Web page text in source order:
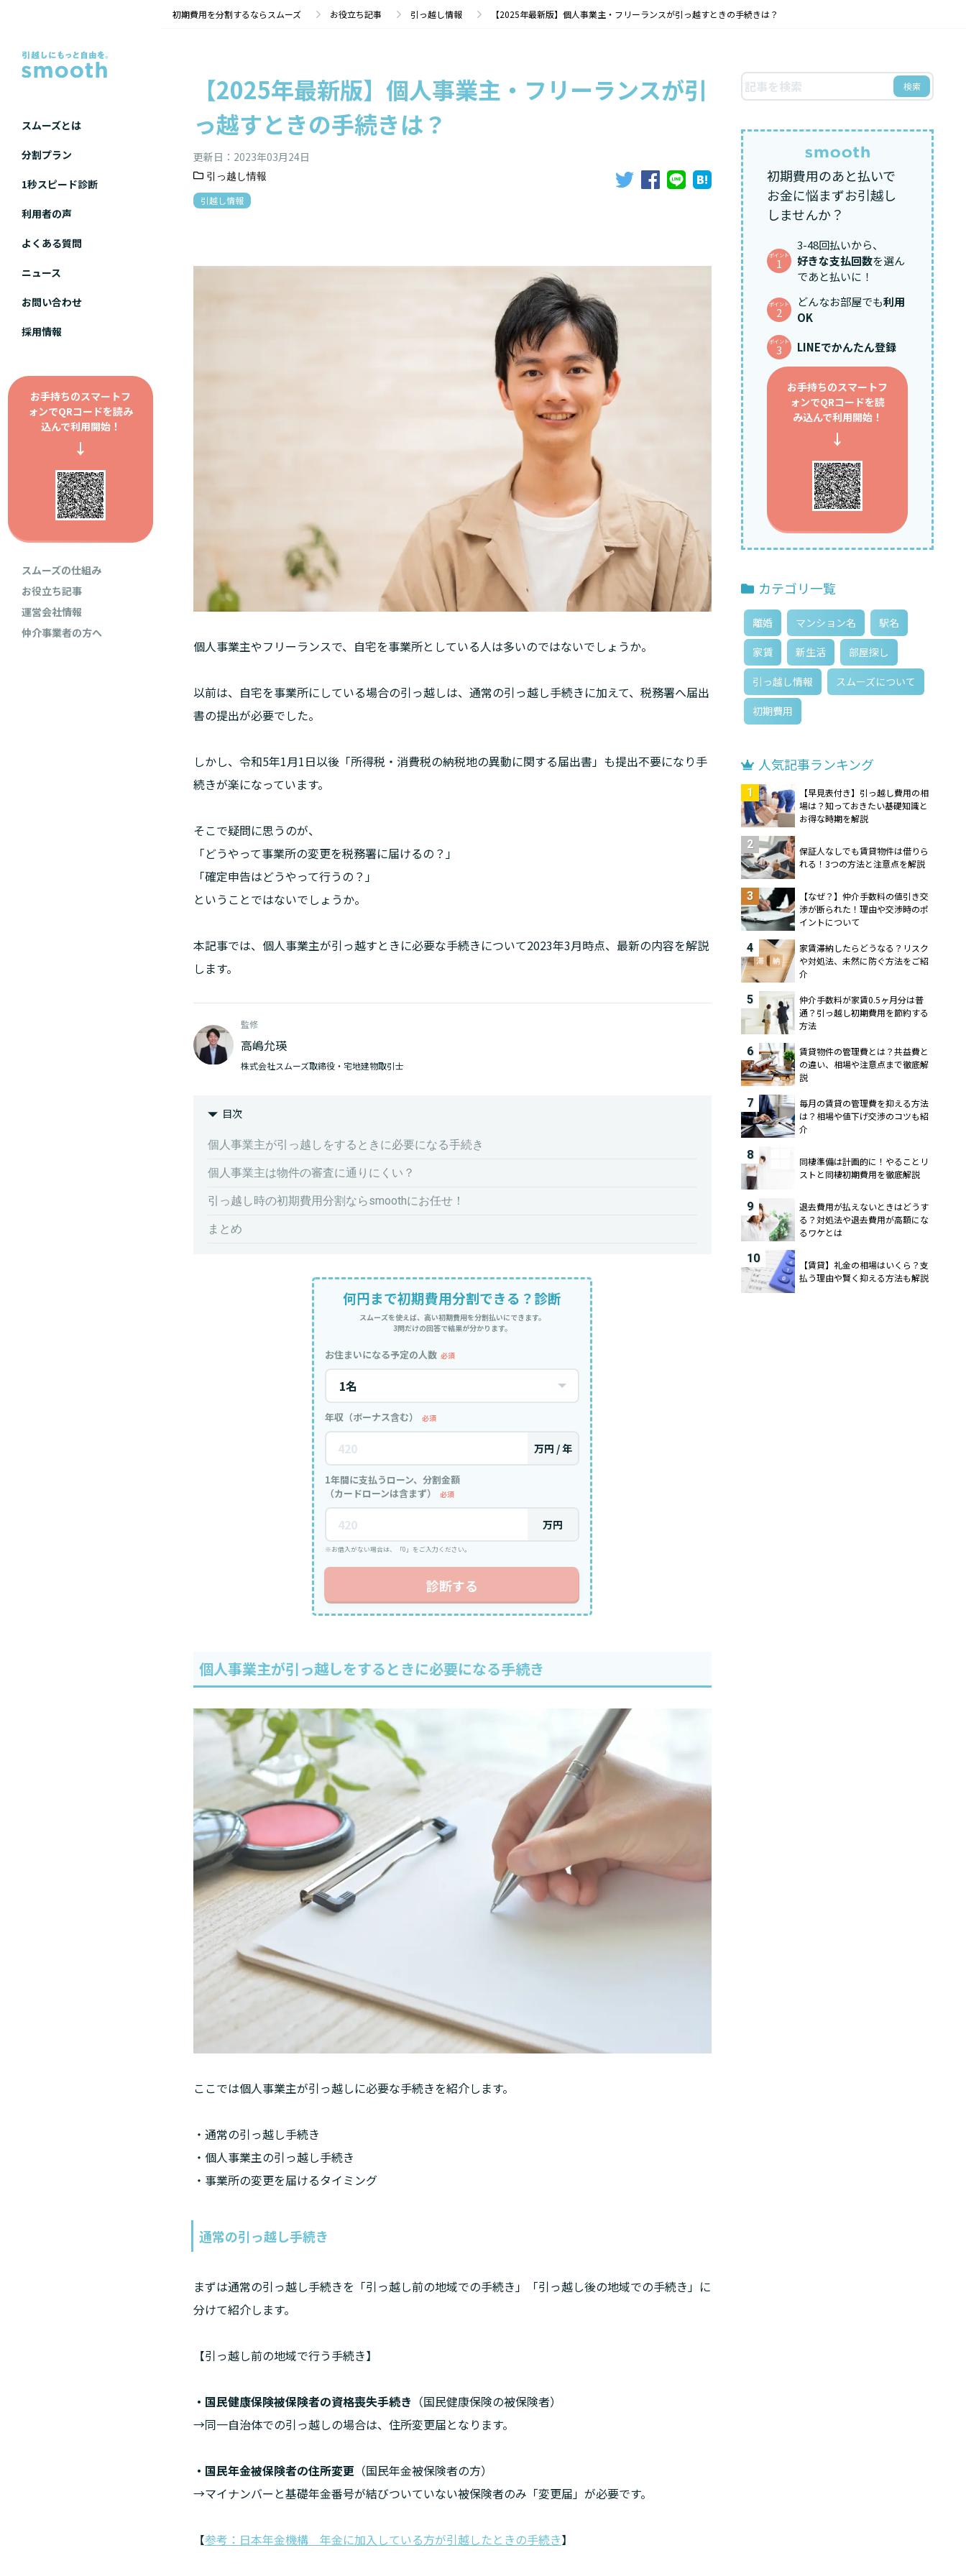
スムーズとは
分割プラン
1秒スピード診断
利用者の声
よくある質問
ニュース
お問い合わせ
採用情報
お手持ちのスマートフ
ォンでQRコードを読み
込んで利用開始！
↓
スムーズの仕組み
お役立ち記事
運営会社情報
仲介事業者の方へ
初期費用を分割するならスムーズ お役立ち記事 引っ越し情報 【2025年最新版】個人事業主・フリーランスが引っ越すときの手続きは？
【2025年最新版】個人事業主・フリーランスが引
っ越すときの手続きは？
更新日： 2023年03月24日
引っ越し情報
引越し情報
個人事業主やフリーランスで、自宅を事業所としている人は多いのではないでしょうか。
以前は、自宅を事業所にしている場合の引っ越しは、通常の引っ越し手続きに加えて、税務署へ届出
書の提出が必要でした。
しかし、令和5年1月1日以後「所得税・消費税の納税地の異動に関する届出書」も提出不要になり手
続きが楽になっています。
そこで疑問に思うのが、
「どうやって事業所の変更を税務署に届けるの？」
「確定申告はどうやって行うの？」
ということではないでしょうか。
本記事では、個人事業主が引っ越すときに必要な手続きについて2023年3月時点、最新の内容を解説
します。
監修
高嶋允瑛
株式会社スムーズ取締役・宅地建物取引士
目次
個人事業主が引っ越しをするときに必要になる手続き
個人事業主は物件の審査に通りにくい？
引っ越し時の初期費用分割ならsmoothにお任せ！
まとめ
何円まで初期費用分割できる？診断
スムーズを使えば、高い初期費用を分割払いにできます。
3問だけの回答で結果が分かります。
お住まいになる予定の人数 必須
年収（ボーナス含む） 必須
万円 / 年
1年間に支払うローン、分割金額
（カードローンは含まず）
必須
万円
※お借入がない場合は、「0」をご入力ください。
診断する
個人事業主が引っ越しをするときに必要になる手続き
ここでは個人事業主が引っ越しに必要な手続きを紹介します。
・通常の引っ越し手続き
・個人事業主の引っ越し手続き
・事業所の変更を届けるタイミング
通常の引っ越し手続き
まずは通常の引っ越し手続きを「引っ越し前の地域での手続き」「引っ越し後の地域での手続き」に
分けて紹介します。
【引っ越し前の地域で行う手続き】
・国民健康保険被保険者の資格喪失手続き （国民健康保険の被保険者）
→同一自治体での引っ越しの場合は、住所変更届となります。
・国民年金被保険者の住所変更（国民年金被保険者の方）
→マイナンバーと基礎年金番号が結びついていない被保険者のみ「変更届」が必要です。
【参考：日本年金機構　年金に加入している方が引越したときの手続き】
検索
初期費用のあと払いで
お金に悩まずお引越し
しませんか？
ポイント
1
3-48回払いから、
好きな支払回数を選ん
であと払いに！
ポイント
2
どんなお部屋でも利用
OK
ポイント
3 LINEでかんたん登録
お手持ちのスマートフ
ォンでQRコードを読
み込んで利用開始！
↓
カテゴリ一覧
離婚 マンション名 駅名
家賃 新生活 部屋探し
引っ越し情報 スムーズについて
初期費用
人気記事ランキング
1
【早見表付き】引っ越し費用の相
場は？知っておきたい基礎知識と
お得な時期を解説
2
保証人なしでも賃貸物件は借りら
れる！3つの方法と注意点を解説
3
【なぜ？】仲介手数料の値引き交
渉が断られた！理由や交渉時のポ
イントについて
4
家賃滞納したらどうなる？リスク
や対処法、未然に防ぐ方法をご紹
介
5
仲介手数料が家賃0.5ヶ月分は普
通？引っ越し初期費用を節約する
方法
6
賃貸物件の管理費とは？共益費と
の違い、相場や注意点まで徹底解
説
7
毎月の賃貸の管理費を抑える方法
は？相場や値下げ交渉のコツも紹
介
8
同棲準備は計画的に！やることリ
ストと同棲初期費用を徹底解説
9
退去費用が払えないときはどうす
る？対処法や退去費用が高額にな
るワケとは
10
【賃貸】礼金の相場はいくら？支
払う理由や賢く抑える方法も解説